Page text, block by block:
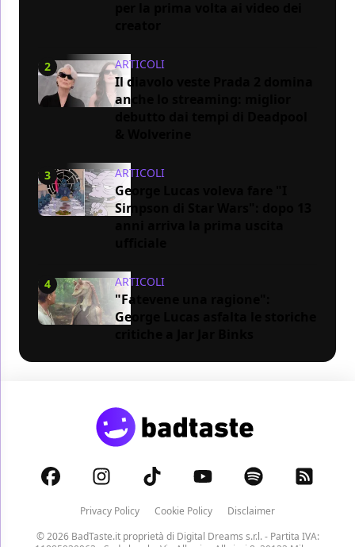
2 ARTICOLI
Il diavolo veste Prada 2 domina
anche lo streaming: miglior
3 ARTICOLI
George Lucas voleva fare "I
Simpson di Star Wars": dopo 13
4 ARTICOLI
"Fatevene una ragione":
George Lucas asfalta le storiche
Privacy Policy Cookie Policy
Disclaimer
© 2026 BadTaste.it proprietà di Digital Dreams s.r.l.- Partita IVA: